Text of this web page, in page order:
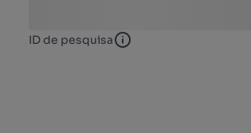
ID de pesquisa ID de pesquisa